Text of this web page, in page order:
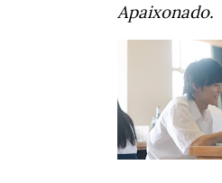
Apaixonado.